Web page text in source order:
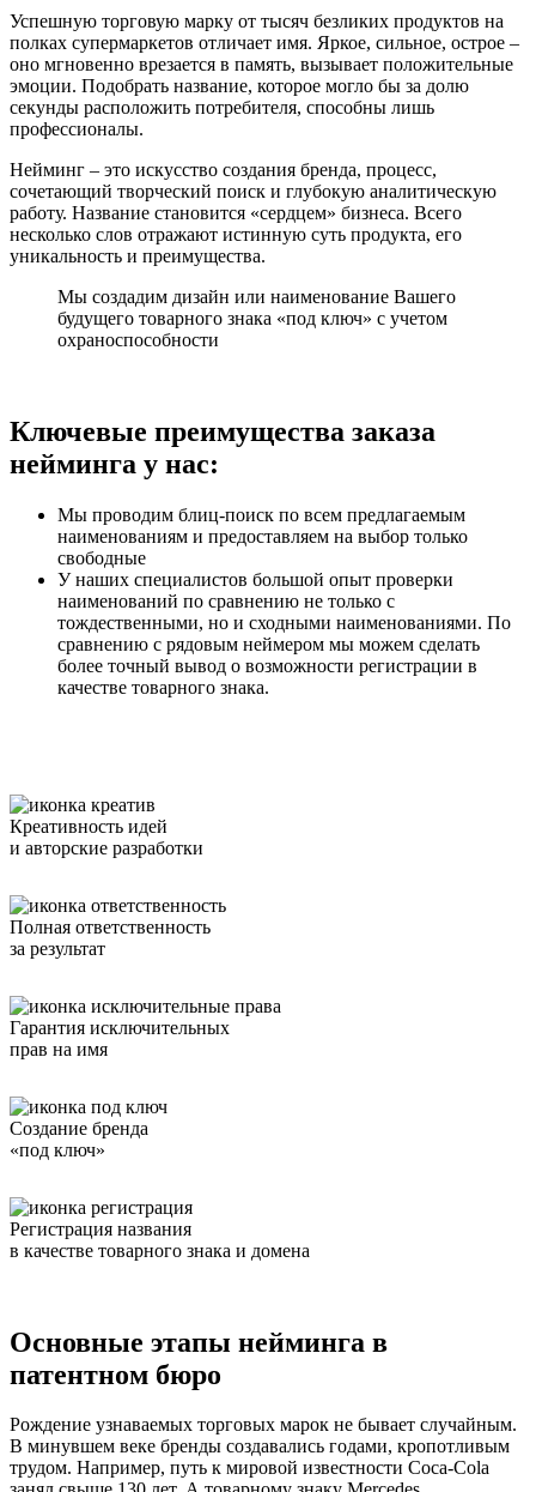
Успешную торговую марку от тысяч безликих продуктов на
полках супермаркетов отличает имя. Яркое, сильное, острое –
оно мгновенно врезается в память, вызывает положительные
эмоции. Подобрать название, которое могло бы за долю
секунды расположить потребителя, способны лишь
профессионалы.
Нейминг – это искусство создания бренда, процесс,
сочетающий творческий поиск и глубокую аналитическую
работу. Название становится «сердцем» бизнеса. Всего
несколько слов отражают истинную суть продукта, его
уникальность и преимущества.
Мы создадим дизайн или наименование Вашего
будущего товарного знака «под ключ» с учетом
охраноспособности
Ключевые преимущества заказа
нейминга у нас:
Мы проводим блиц-поиск по всем предлагаемым
наименованиям и предоставляем на выбор только
свободные
У наших специалистов большой опыт проверки
наименований по сравнению не только с
тождественными, но и сходными наименованиями. По
сравнению с рядовым неймером мы можем сделать
более точный вывод о возможности регистрации в
качестве товарного знака.
Креативность идей
и авторские разработки
Полная ответственность
за результат
Гарантия исключительных
прав на имя
Создание бренда
«под ключ»
Регистрация названия
в качестве товарного знака и домена
Основные этапы нейминга в
патентном бюро
Рождение узнаваемых торговых марок не бывает случайным.
В минувшем веке бренды создавались годами, кропотливым
трудом. Например, путь к мировой известности Coca-Cola